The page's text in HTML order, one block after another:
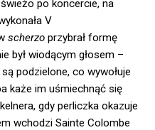
po koncercie, na
V
scherzo przybrał formę
był wiodącym głosem –
podzielone, co wywołuje
każe im uśmiechnąć się
gdy perliczka okazuje
wchodzi Sainte Colombe